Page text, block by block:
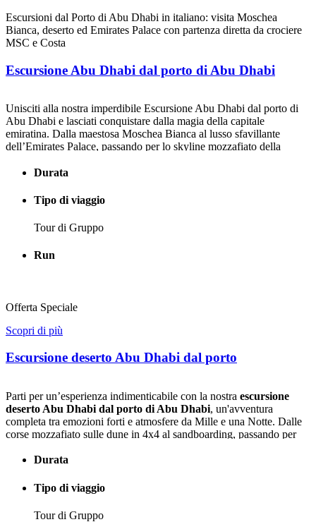
Escursioni dal Porto di Abu Dhabi in italiano: visita Moschea
Bianca, deserto ed Emirates Palace con partenza diretta da crociere
MSC e Costa
Escursione Abu Dhabi dal porto di Abu Dhabi
Unisciti alla nostra imperdibile Escursione Abu Dhabi dal porto di
Abu Dhabi e lasciati conquistare dalla magia della capitale
emiratina. Dalla maestosa Moschea Bianca al lusso sfavillante
dell’Emirates Palace, passando per lo skyline mozzafiato della
cultura, modernità e fascino arabo.Partenza comoda dal porto, guida
Durata
Tipo di viaggio
Tour di Gruppo
Run
Offerta Speciale
Scopri di più
Escursione deserto Abu Dhabi dal porto
Parti per un’esperienza indimenticabile con la nostra escursione
deserto Abu Dhabi dal porto di Abu Dhabi, un'avventura
completa tra emozioni forti e atmosfere da Mille e una Notte. Dalle
corse mozzafiato sulle dune in 4x4 al sandboarding, passando per
cena barbecue, danza del ventre e henné.
Se cerchi un mix perfetto tra cultura, divertimento e panorami da
sogno, la nostra
escursione nel deserto Abu Dhabi
perfetta per vivere l’anima autentica degli Emirati.
Durata
Tipo di viaggio
Tour di Gruppo